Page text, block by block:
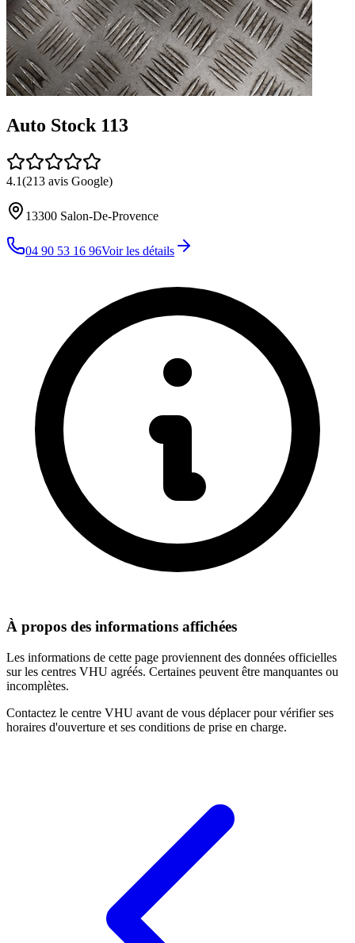
Auto Stock 113
4.1(213 avis Google)
13300 Salon-De-Provence
04 90 53 16 96Voir les détails
À propos des informations affichées
Les informations de cette page proviennent des données officielles
sur les centres VHU agréés. Certaines peuvent être manquantes ou
incomplètes.
Contactez le centre VHU avant de vous déplacer pour vérifier ses
horaires d'ouverture et ses conditions de prise en charge.